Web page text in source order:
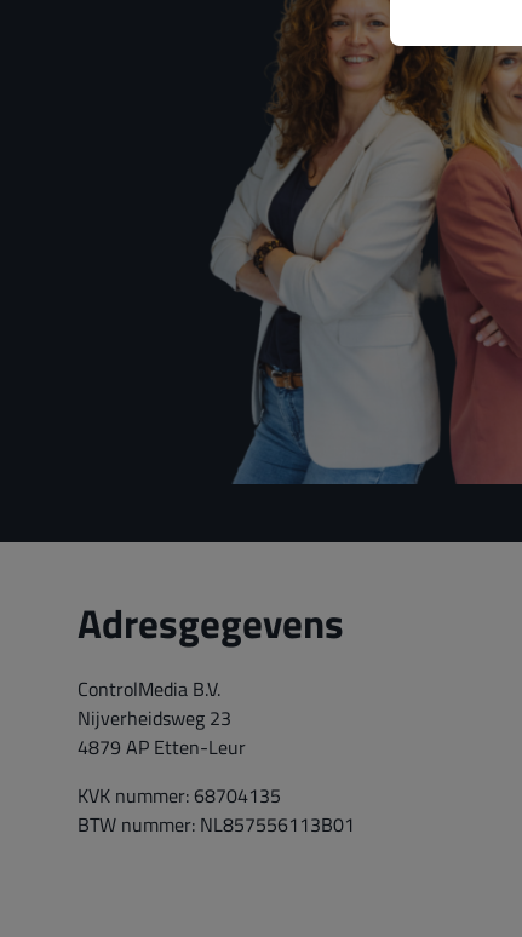
Adresgegevens
ControlMedia B.V.
Nijverheidsweg 23
4879 AP Etten-Leur
KVK nummer: 68704135
BTW nummer: NL857556113B01